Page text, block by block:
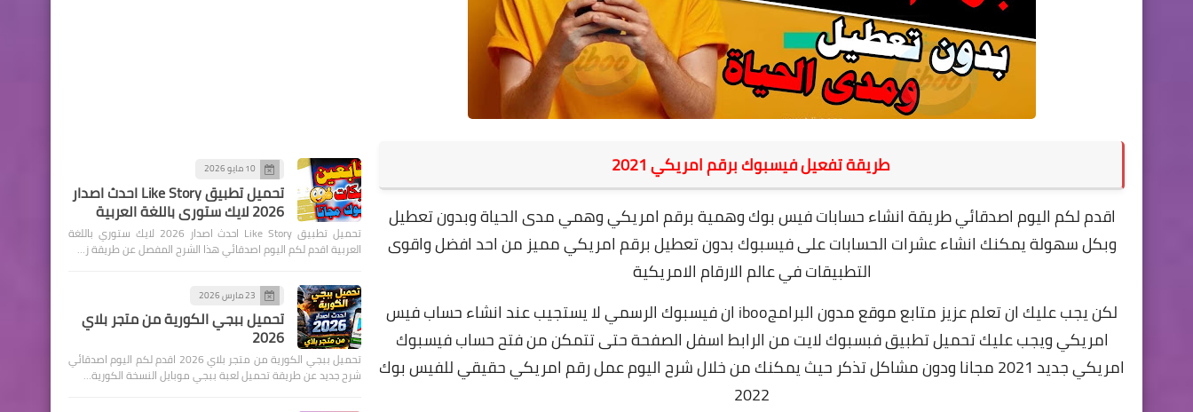
طريقة تفعيل فيسبوك برقم امريكي 2021
اقدم لكم اليوم اصدقائي طريقة انشاء حسابات فيس بوك وهمية برقم امريكي وهمي مدى الحياة وبدون تعطيل
وبكل سهولة يمكنك انشاء عشرات الحسابات على فيسبوك بدون تعطيل برقم امريكي مميز من احد افضل واقوى
التطبيقات في عالم الارقام الامريكية
لكن يجب عليك ان تعلم عزيز متابعموقع مدون البرامجiboo
ان فيسبوك الرسمي لا يستجيب عند انشاء حساب فيس
امريكي ويجب عليك تحميل تطبيق فبسبوك لايت من الرابط اسفل الصفحة حتى تتمكن من فتح حساب فيسبوك
امريكي جديد 2021 مجانا ودون مشاكل تذكر حيث يمكنك من خلال شرح اليوم عمل رقم امريكي حقيقي للفيس بوك
2022
10 مايو 2026
تحميل تطبيق Like Story احدث اصدار
2026 لايك ستوري باللغة العربية
تحميل تطبيق Like Story احدث اصدار 2026 لايك ستوري باللغة
العربية اقدم لكم اليوم اصدقائي هذا الشرح المفصل عن طريقة ز…
23 مارس 2026
تحميل ببجي الكورية من متجر بلاي
2026
تحميل ببجي الكورية من متجر بلاي 2026 اقدم لكم اليوم اصدقائي
شرح جديد عن طريقة تحميل لعبة ببجي موبايل النسخة الكورية…